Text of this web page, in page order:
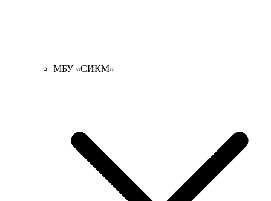
МБУ «СИКМ»